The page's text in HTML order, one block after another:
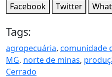
Facebook
Twitter
Tags:
agropecuária, comunidade
MG, norte de minas,
Cerrado